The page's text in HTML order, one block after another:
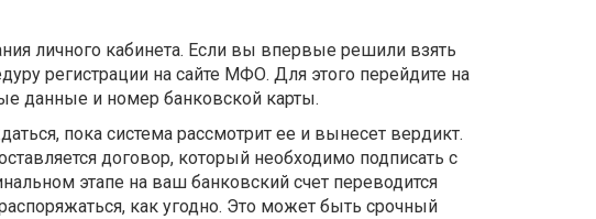
личного кабинета. Если вы впервые решили взять
регистрации на сайте МФО. Для этого перейдите на
данные и номер банковской карты.
пока система рассмотрит ее и вынесет вердикт.
договор, который необходимо подписать с
этапе на ваш банковский счет переводится
как угодно. Это может быть срочный